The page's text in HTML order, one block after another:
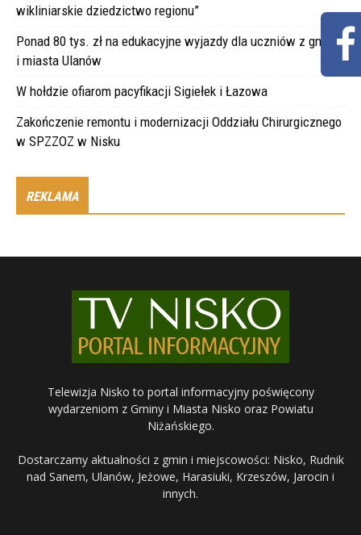
wikliniarskie dziedzictwo regionu”
Ponad 80 tys. zł na edukacyjne wyjazdy dla uczniów z gminy
i miasta Ulanów
W hołdzie ofiarom pacyfikacji Sigiełek i Łazowa
Zakończenie remontu i modernizacji Oddziału Chirurgicznego
w SPZZOZ w Nisku
REKLAMA
Telewizja Nisko to portal informacyjny poświęcony
wydarzeniom z Gminy i Miasta Nisko oraz Powiatu
Niżańskiego.
Dostarczamy aktualności z gmin i miejscowości: Nisko, Rudnik
nad Sanem, Ulanów, Jeżowe, Harasiuki, Krzeszów, Jarocin i
innych.